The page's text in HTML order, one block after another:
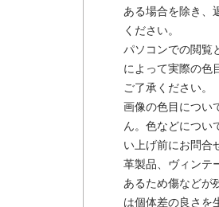
ある場合を除き、
ください。
パソコンでの閲覧
によって実際の色
ご了承ください。
画像の色目につい
ん。色などについ
い上げ前にお問合
革製品、ヴィンテ
あるため傷などが
は個体差の良さを